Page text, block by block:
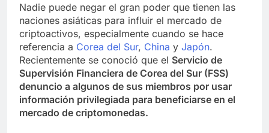
Nadie puede negar el gran poder que tienen las
naciones asiáticas para influir el mercado de
criptoactivos, especialmente cuando se hace
referencia a Corea del Sur, China y Japón.
Recientemente se conoció que el Servicio de
Supervisión Financiera de Corea del Sur (FSS)
denuncio a algunos de sus miembros por usar
información privilegiada para beneficiarse en el
mercado de criptomonedas.